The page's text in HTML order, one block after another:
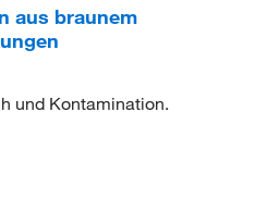
aus braunem
und Kontamination.